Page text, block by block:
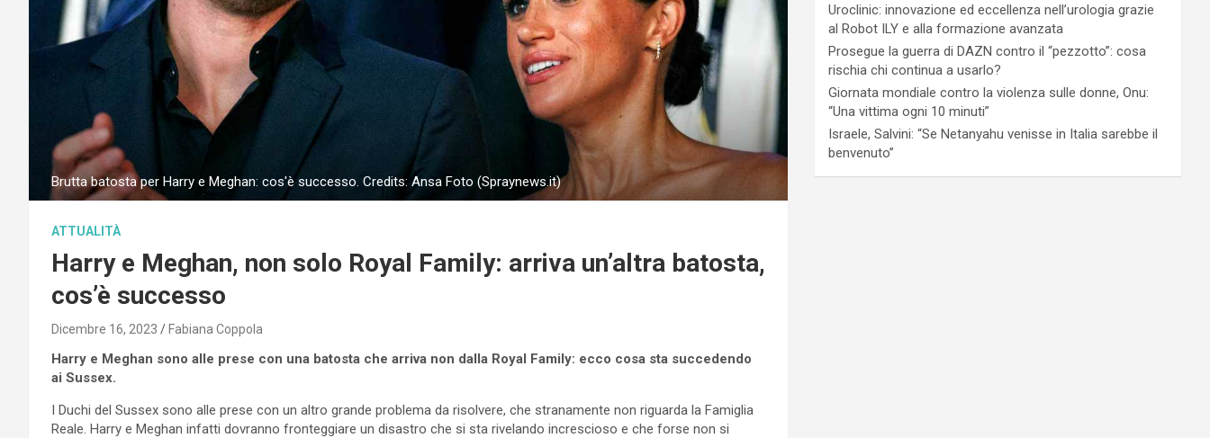
Brutta batosta per Harry e Meghan: cos'è successo. Credits: Ansa Foto (Spraynews.it)
ATTUALITÀ
Harry e Meghan, non solo Royal Family: arriva un’altra batosta,
cos’è successo
Dicembre 16, 2023 Fabiana Coppola
Harry e Meghan sono alle prese con una batosta che arriva non dalla Royal Family: ecco cosa sta succedendo
ai Sussex.
I Duchi del Sussex sono alle prese con un altro grande problema da risolvere, che stranamente non riguarda la Famiglia
Reale. Harry e Meghan infatti dovranno fronteggiare un disastro che si sta rivelando increscioso e che forse non si
Uroclinic: innovazione ed eccellenza nell’urologia grazie
al Robot ILY e alla formazione avanzata
Prosegue la guerra di DAZN contro il “pezzotto”: cosa
rischia chi continua a usarlo?
Giornata mondiale contro la violenza sulle donne, Onu:
“Una vittima ogni 10 minuti”
Israele, Salvini: “Se Netanyahu venisse in Italia sarebbe il
benvenuto”